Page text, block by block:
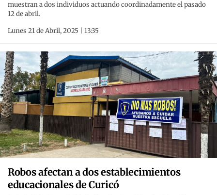
muestran a dos individuos actuando coordinadamente el pasado
12 de abril.
Lunes 21 de Abril, 2025 | 13:35
Robos afectan a dos establecimientos
educacionales de Curicó